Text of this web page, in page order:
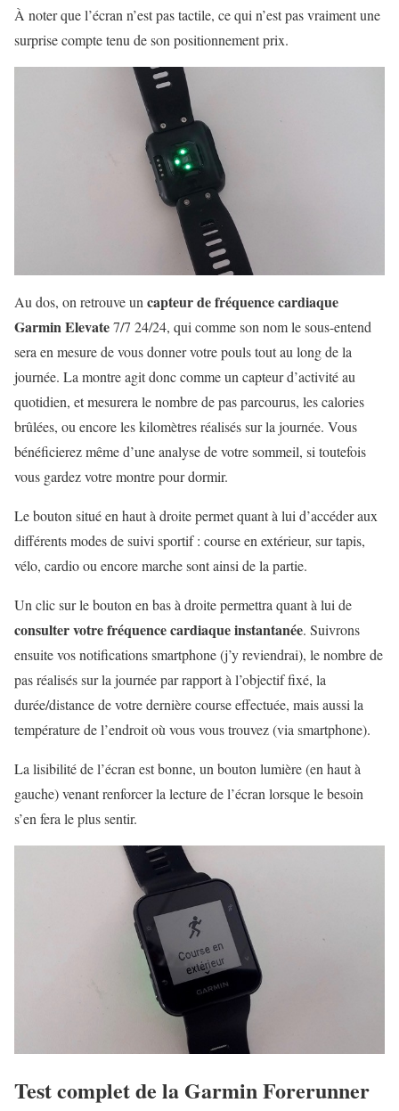
À noter que l’écran n’est pas tactile, ce qui n’est pas vraiment une
surprise compte tenu de son positionnement prix.
Au dos, on retrouve un capteur de fréquence cardiaque
Garmin Elevate7/7 24/24, qui comme son nom le sous-entend
sera en mesure de vous donner votre pouls tout au long de la
journée. La montre agit donc comme un capteur d’activité au
quotidien, et mesurera le nombre de pas parcourus, les calories
brûlées, ou encore les kilomètres réalisés sur la journée. Vous
bénéficierez même d’une analyse de votre sommeil, si toutefois
vous gardez votre montre pour dormir.
Le bouton situé en haut à droite permet quant à lui d’accéder aux
différents modes de suivi sportif : course en extérieur, sur tapis,
vélo, cardio ou encore marche sont ainsi de la partie.
Un clic sur le bouton en bas à droite permettra quant à lui de
consulter votre fréquence cardiaque instantanée. Suivrons
ensuite vos notifications smartphone (j’y reviendrai), le nombre de
pas réalisés sur la journée par rapport à l’objectif fixé, la
durée/distance de votre dernière course effectuée, mais aussi la
température de l’endroit où vous vous trouvez (via smartphone).
La lisibilité de l’écran est bonne, un bouton lumière (en haut à
gauche) venant renforcer la lecture de l’écran lorsque le besoin
s’en fera le plus sentir.
Test complet de la Garmin Forerunner